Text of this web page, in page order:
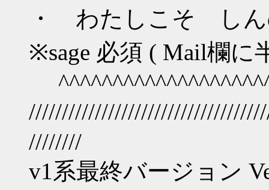
・ わたしこそ し
※sage 必須 ( Mail欄に
////////
v1系最終バージョン